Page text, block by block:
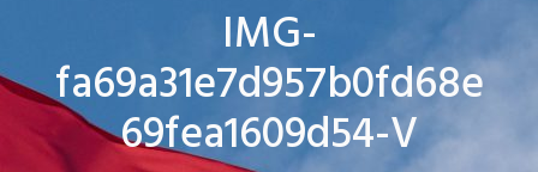
IMG-
fa69a31e7d957b0fd68e
69fea1609d54-V